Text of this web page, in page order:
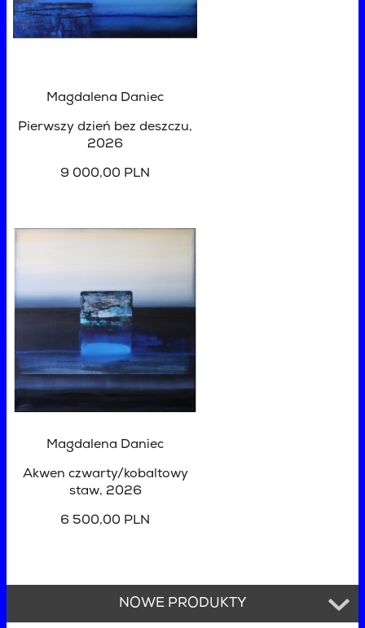
Magdalena Daniec
Pierwszy dzień bez deszczu,
2026
9 000,00 PLN
Magdalena Daniec
Akwen czwarty/kobaltowy
staw, 2026
6 500,00 PLN
NOWE PRODUKTY